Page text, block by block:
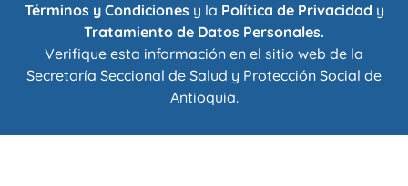
Términos y Condicionesy la Política de Privacidad y
Tratamiento de Datos Personales.
Verifique esta información en el sitio web de la
Secretaría Seccional de Salud y Protección Social de
Antioquia.